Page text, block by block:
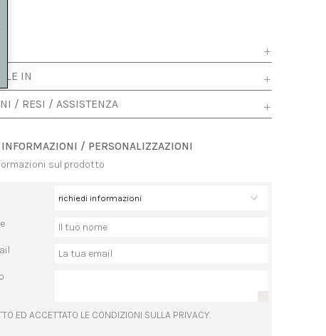
IN
/ RESI / ASSISTENZA
/ PERSONALIZZAZIONI
sul prodotto
ED ACCETTATO LE CONDIZIONI SULLA PRIVACY.